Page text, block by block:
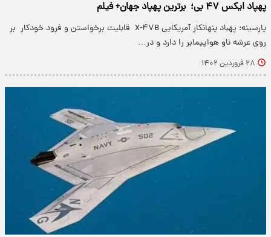
پهپاد ایکس ۴۷ بی؛ برترین پهپاد جهان+ فیلم
پارسینه: پهباد پنهانکار آمریکایی X-۴۷B قابلیت برخواستن و فرود خودکار بر
روی عرشه ناو هواپیمابر را دارد و در…
۲۸ فروردین ۱۴۰۲